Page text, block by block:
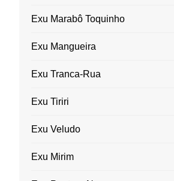
Exu Marabô Toquinho
Exu Mangueira
Exu Tranca-Rua
Exu Tiriri
Exu Veludo
Exu Mirim